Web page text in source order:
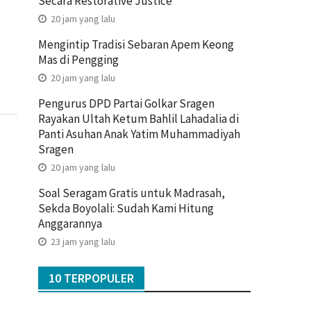
20 jam yang lalu
Mengintip Tradisi Sebaran Apem Keong
Mas di Pengging
20 jam yang lalu
Pengurus DPD Partai Golkar Sragen
Rayakan Ultah Ketum Bahlil Lahadalia di
Panti Asuhan Anak Yatim Muhammadiyah
Sragen
20 jam yang lalu
Soal Seragam Gratis untuk Madrasah,
Sekda Boyolali: Sudah Kami Hitung
Anggarannya
23 jam yang lalu
10 TERPOPULER